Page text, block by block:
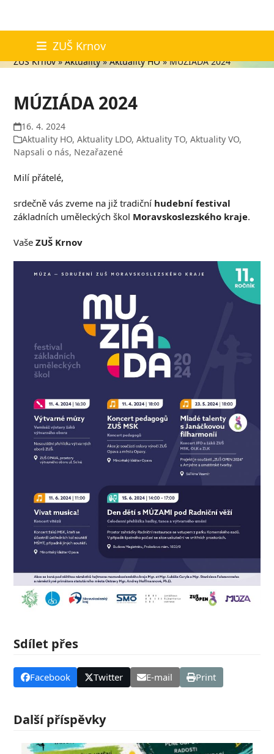
content
ZUŠ Krnov
Aktuality
ZUŠ Krnov»Aktuality»Aktuality HO»MÚZIÁDA 2024
MÚZIÁDA 2024
16. 4. 2024
Aktuality HO,Aktuality LDO,Aktuality TO,Aktuality VO,
Napsali o nás, Nezařazené
Milí přátelé,
srdečně vás zveme na již tradiční hudební festival
základních uměleckých škol Moravskoslezského kraje.
VašeZUŠ Krnov
Sdílet přes
Facebook Twitter E-mail Print
Další příspěvky